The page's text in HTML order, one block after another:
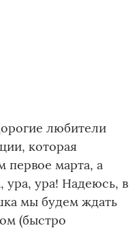
любители
которая
первое марта, а
ура, ура! Надеюсь, в
мы будем ждать
(быстро